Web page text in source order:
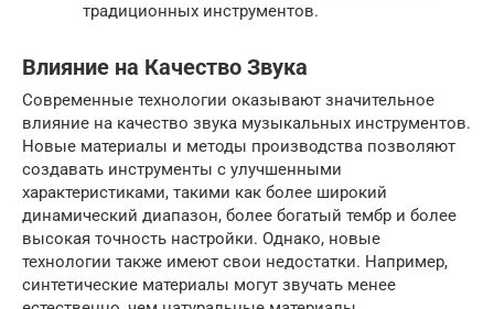
традиционных инструментов.
Влияние на Качество Звука
Современные технологии оказывают значительное
влияние на качество звука музыкальных инструментов.
Новые материалы и методы производства позволяют
создавать инструменты с улучшенными
характеристиками, такими как более широкий
динамический диапазон, более богатый тембр и более
высокая точность настройки. Однако, новые
технологии также имеют свои недостатки. Например,
синтетические материалы могут звучать менее